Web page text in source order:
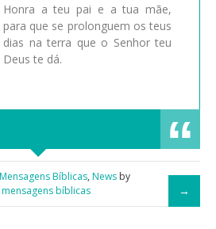
Honra a teu pai e a tua mãe,
para que se prolonguem os teus
dias na terra que o Senhor teu
Deus te dá.
Mensagens Bíblicas, News by
mensagens bíblicas